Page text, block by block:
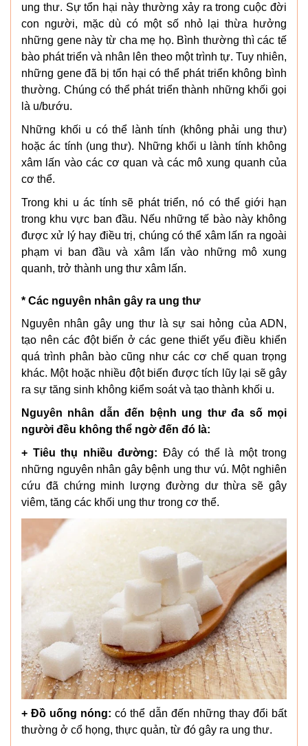
ung thư. Sự tổn hại này thường xảy ra trong cuộc đời
con người, mặc dù có một số nhỏ lại thừa hưởng
những gene này từ cha mẹ họ. Bình thường thì các tế
bào phát triển và nhân lên theo một trình tự. Tuy nhiên,
những gene đã bị tổn hại có thể phát triển không bình
thường. Chúng có thể phát triển thành những khối gọi
là u/bướu.
Những khối u có thể lành tính (không phải ung thư)
hoặc ác tính (ung thư). Những khối u lành tính không
xâm lấn vào các cơ quan và các mô xung quanh của
cơ thể.
Trong khi u ác tính sẽ phát triển, nó có thể giới hạn
trong khu vực ban đầu. Nếu những tế bào này không
được xử lý hay điều trị, chúng có thể xâm lấn ra ngoài
phạm vi ban đầu và xâm lấn vào những mô xung
quanh, trở thành ung thư xâm lấn.
* Các nguyên nhân gây ra ung thư
Nguyên nhân gây ung thư là sự sai hỏng của ADN,
tạo nên các đột biến ở các gene thiết yếu điều khiển
quá trình phân bào cũng như các cơ chế quan trọng
khác. Một hoặc nhiều đột biến được tích lũy lại sẽ gây
ra sự tăng sinh không kiểm soát và tạo thành khối u.
Nguyên nhân dẫn đến bệnh ung thư đa số mọi
người đều không thể ngờ đến đó là:
+ Tiêu thụ nhiều đường: Đây có thể là một trong
những nguyên nhân gây bệnh ung thư vú. Một nghiên
cứu đã chứng minh lượng đường dư thừa sẽ gây
viêm, tăng các khối ung thư trong cơ thể.
+ Đồ uống nóng:có thể dẫn đến những thay đổi bất
thường ở cổ họng, thực quản, từ đó gây ra ung thư.